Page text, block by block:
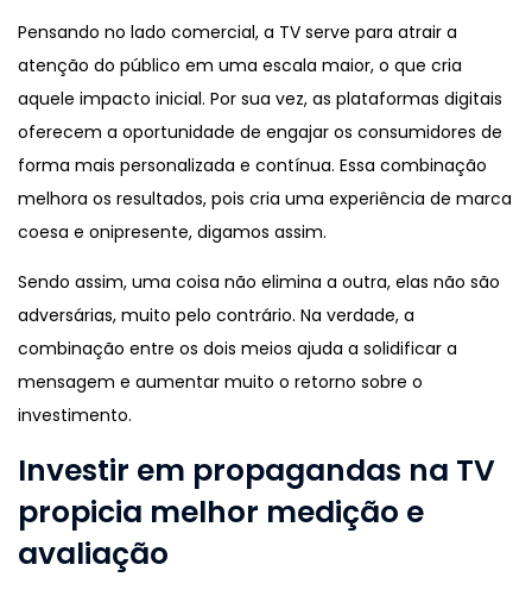
Pensando no lado comercial, a TV serve para atrair a
atenção do público em uma escala maior, o que cria
aquele impacto inicial. Por sua vez, as plataformas digitais
oferecem a oportunidade de engajar os consumidores de
forma mais personalizada e contínua. Essa combinação
melhora os resultados, pois cria uma experiência de marca
coesa e onipresente, digamos assim.
Sendo assim, uma coisa não elimina a outra, elas não são
adversárias, muito pelo contrário. Na verdade, a
combinação entre os dois meios ajuda a solidificar a
mensagem e aumentar muito o retorno sobre o
investimento.
Investir em propagandas na TV
propicia melhor medição e
avaliação